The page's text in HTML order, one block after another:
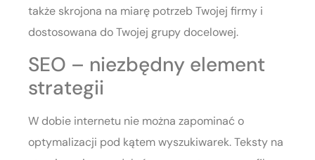
także skrojona na miarę potrzeb Twojej firmy i
dostosowana do Twojej grupy docelowej.
SEO – niezbędny element
strategii
W dobie internetu nie można zapominać o
optymalizacji pod kątem wyszukiwarek. Teksty na